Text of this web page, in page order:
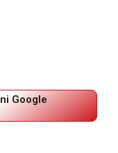
Google